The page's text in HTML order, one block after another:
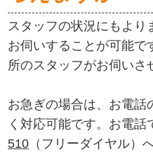
スタッフの状況にもより
お伺いすることが可能で
所のスタッフがお伺いさ
お急ぎの場合は、お電話
く対応可能です。お電話
510 （フリーダイヤル）